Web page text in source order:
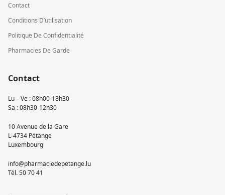
Contact
Conditions D’utilisation
Politique De Confidentialité
Pharmacies De Garde
Contact
Lu – Ve : 08h00-18h30
Sa : 08h30-12h30
10 Avenue de la Gare
L-4734 Pétange
Luxembourg
info@pharmaciedepetange.lu
Tél.50 70 41